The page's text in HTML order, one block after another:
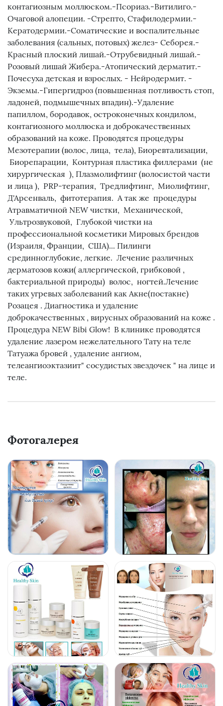
контагиозным моллюском.-Псориаз.-Витилиго.-
Очаговой алопеции. -Стрепто, Стафилодермии.-
Кератодермии.-Соматические и воспалительные
заболевания (сальных, потовых) желез- Себорея.-
Красный плоский лишай.-Отрубевидный лишай.-
Розовый лишай Жибера.-Атопический дерматит.-
Почесуха детская и взрослых. - Нейродермит. -
Экземы.-Гипергидроз (повышенная потливость стоп,
ладоней, подмышечных впадин).-Удаление
папиллом, бородавок, остроконечных кондилом,
контагиозного моллюска и доброкачественных
образований на коже. Проводятся процедуры
Мезотерапии (волос, лица, тела), Биоревтализации,
Биорепарации, Контурная пластика филлерами (не
хирургическая ), Плазмолифтинг (волосистой части
и лица ), PRP-терапия, Тредлифтинг, Миолифтинг,
Д'Арсенваль, фитотерапия. А так же процедуры
Атравматичной NEW чистки, Механической,
Ультрозвуковой, Глубокой чистки на
профессиональной косметики Мировых брендов
(Израиля, Франции, США)... Пилинги
срединноглубокие, легкие. Лечение различных
дерматозов кожи( аллергической, грибковой ,
бактериальной природы) волос, ногтей.Лечение
таких угревых заболеваний как Акне(постакне)
Розацея . Диагностика и удаление
доброкачественных , вирусных образований на коже .
Процедура NEW Bibi Glow! В клинике проводятся
удаление лазером нежелательного Тату на теле
Татуажа бровей , удаление ангиом,
телеангиоэктазиит" сосудистых звездочек " на лице и
теле.
Фотогалерея